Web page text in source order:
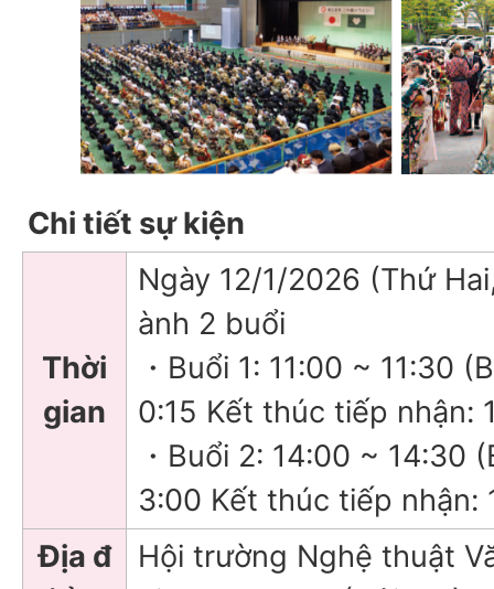
Chi tiết sự kiện
Thời
gian
Ngày 12/1/2026 (Thứ
ành 2 buổi
・Buổi 1: 11:00 ~ 11:30
0:15 Kết thúc tiếp nhận:
・Buổi 2: 14:00 ~ 14:30
3:00 Kết thúc tiếp nhận:
Địa đ
Hội trường Nghệ thuật